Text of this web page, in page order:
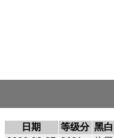
日期 等级分 黑白